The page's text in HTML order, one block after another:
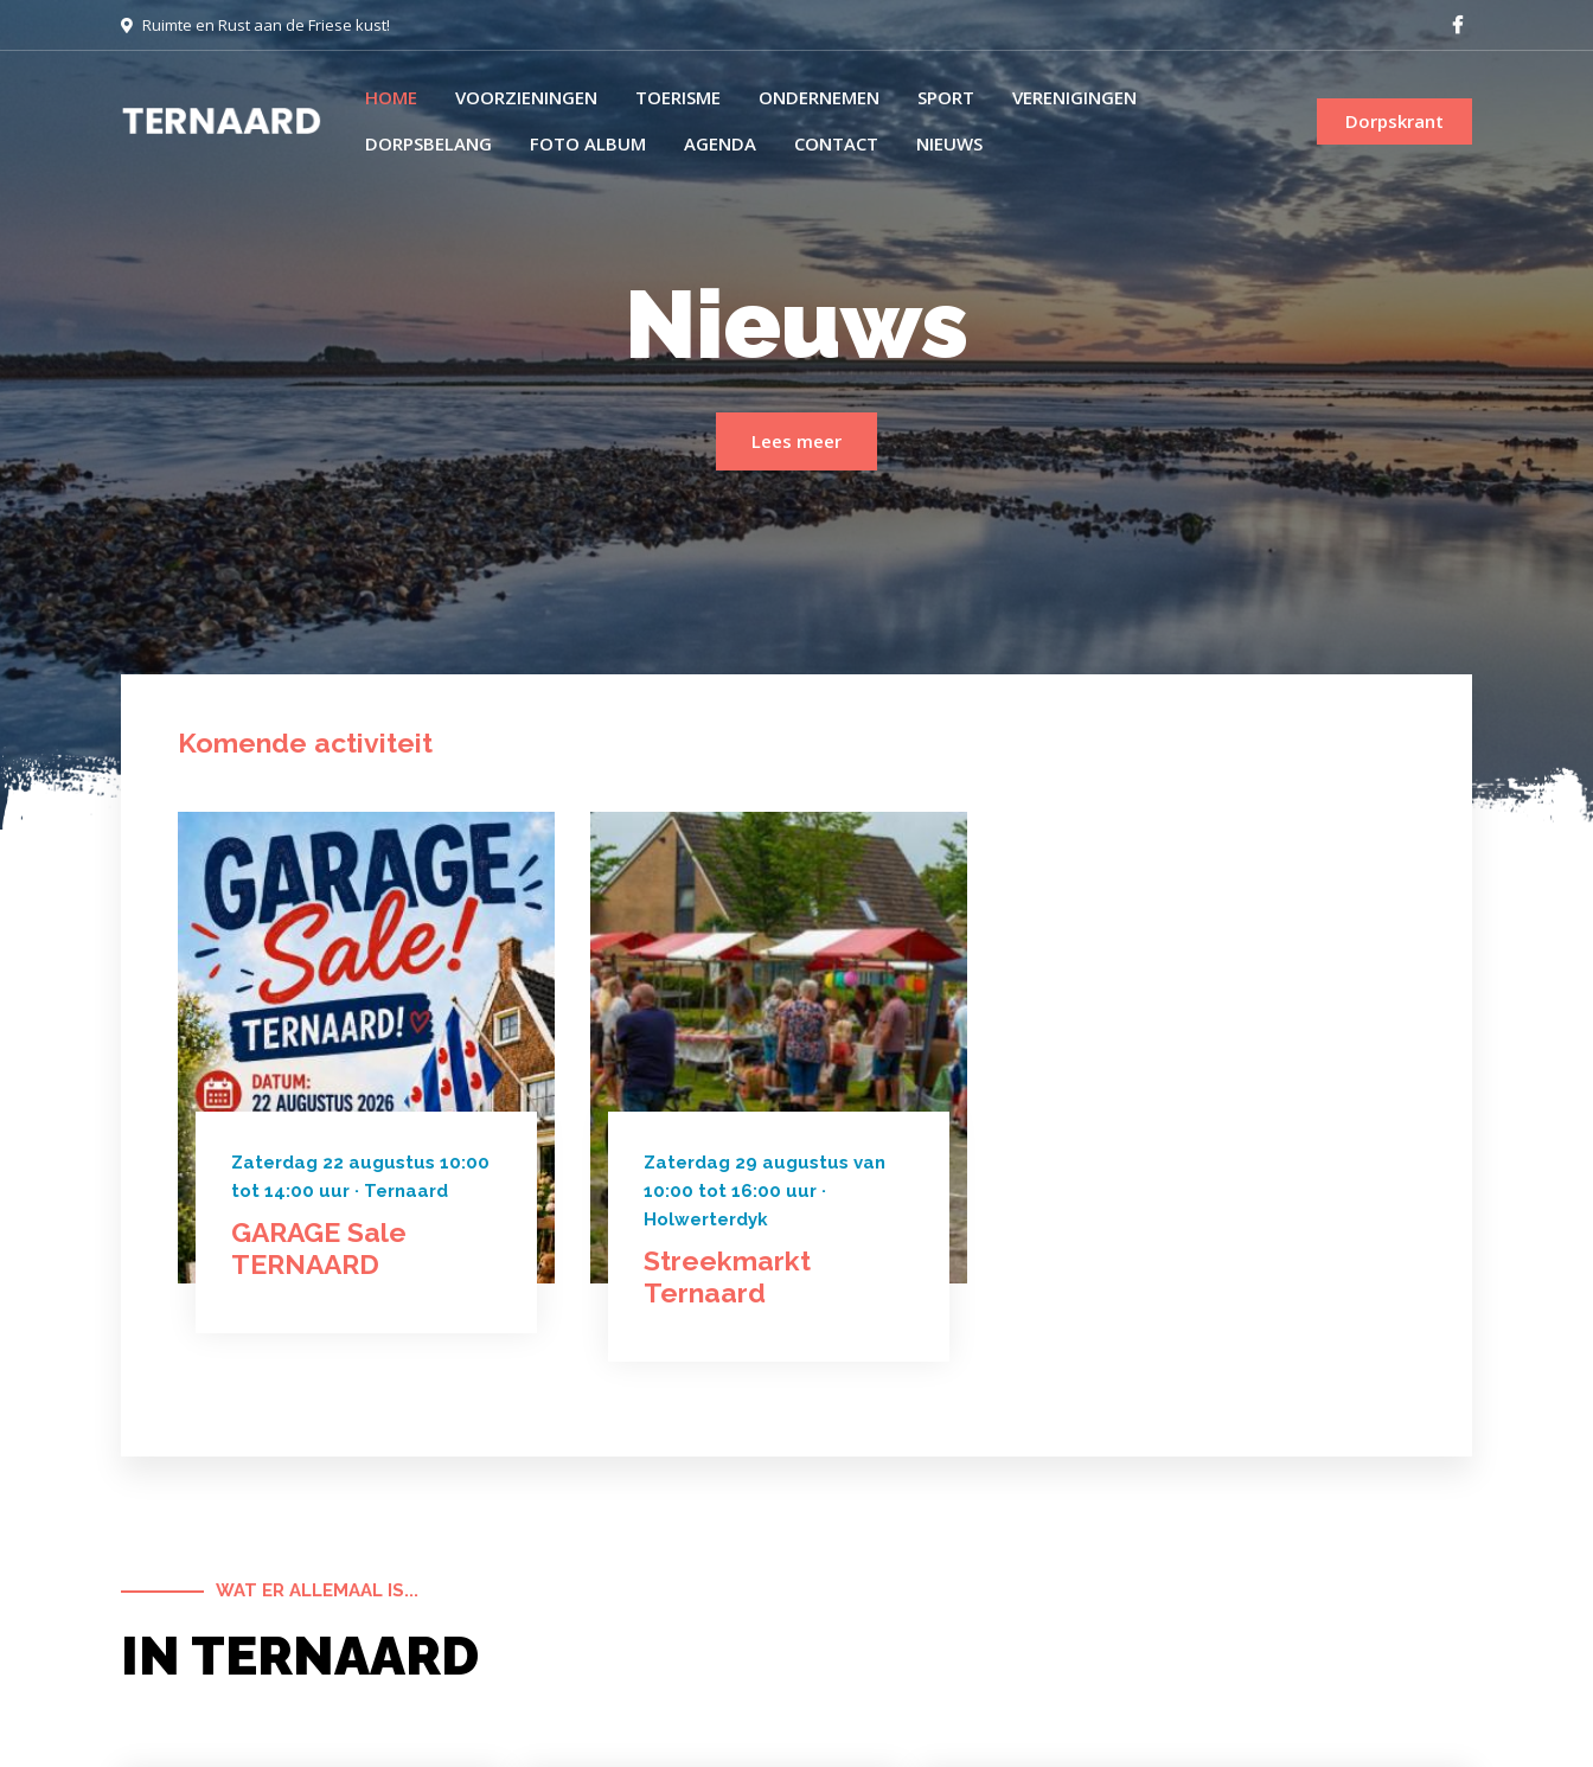
Ruimte en Rust aan de Friese kust!
HOME VOORZIENINGEN TOERISME ONDERNEMEN SPORT
VERENIGINGEN
DORPSBELANG
FOTO ALBUM AGENDA CONTACT NIEUWS
Dorpskrant
Nieuws
Lees meer
Nieuws
Lees meer
Komende activiteit
Zaterdag 22 augustus 10:00
tot 14:00 uur · Ternaard
GARAGE Sale
TERNAARD
Zaterdag 29 augustus van
10:00 tot 16:00 uur ·
Holwerterdyk
Streekmarkt
Ternaard
WAT ER ALLEMAAL IS...
IN TERNAARD